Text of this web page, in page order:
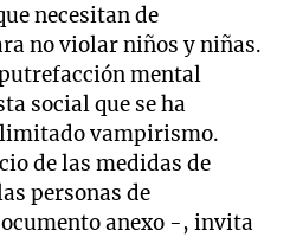
necesitan de
no violar niños y niñas.
mental
social que se ha
vampirismo.
de las medidas de
personas de
anexo -, invita